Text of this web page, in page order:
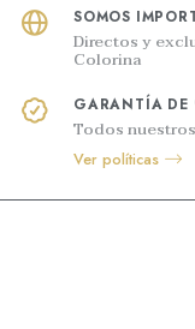
SOMOS
Directos y
Colorina
GARANTÍA DE
Todos
Ver políticas